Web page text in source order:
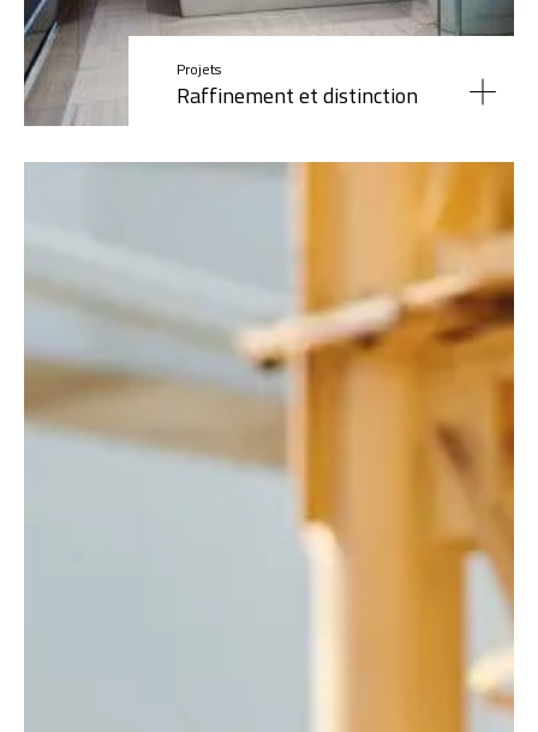
Read More »
Projets
Raffinement et distinction